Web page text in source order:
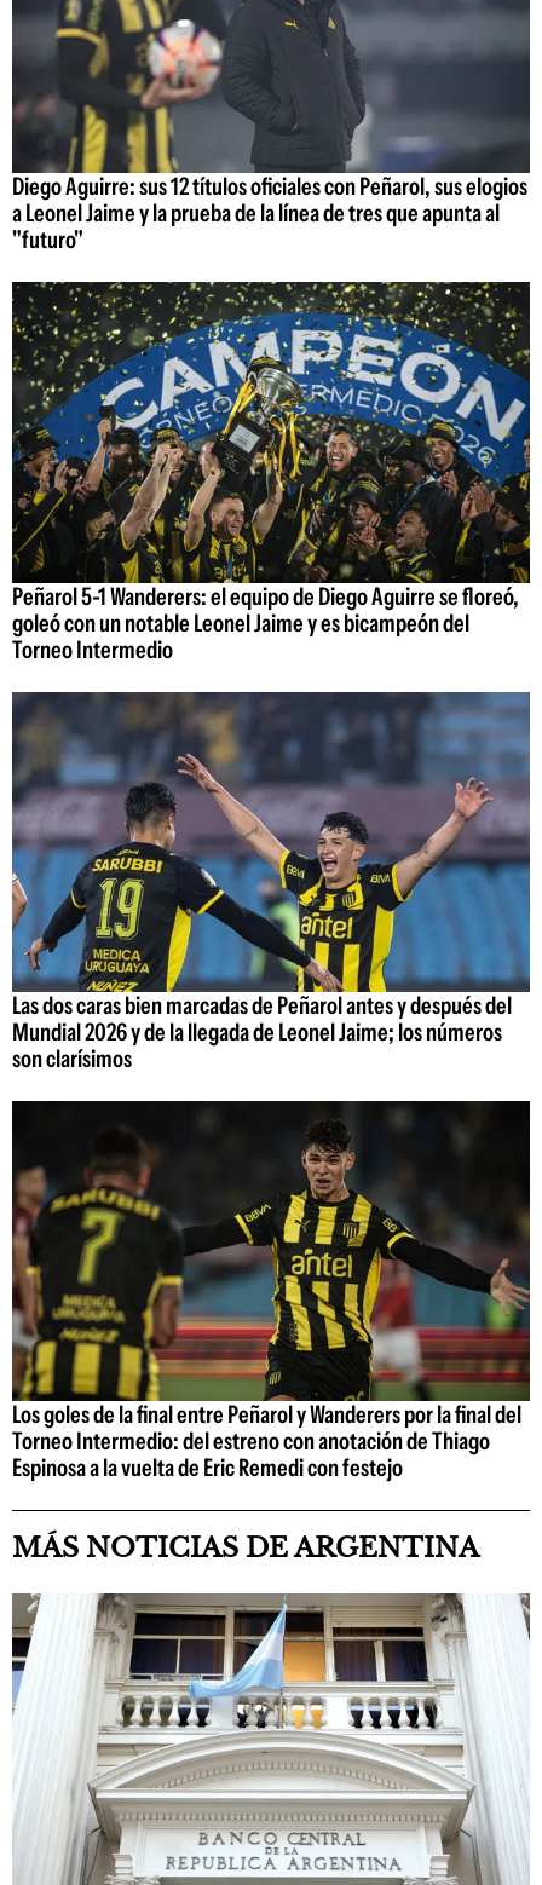
Diego Aguirre: sus 12 títulos oficiales con Peñarol, sus elogios
a Leonel Jaime y la prueba de la línea de tres que apunta al
"futuro"
Peñarol 5-1 Wanderers: el equipo de Diego Aguirre se floreó,
goleó con un notable Leonel Jaime y es bicampeón del
Torneo Intermedio
Las dos caras bien marcadas de Peñarol antes y después del
Mundial 2026 y de la llegada de Leonel Jaime; los números
son clarísimos
Los goles de la final entre Peñarol y Wanderers por la final del
Torneo Intermedio: del estreno con anotación de Thiago
Espinosa a la vuelta de Eric Remedi con festejo
MÁS NOTICIAS DE ARGENTINA